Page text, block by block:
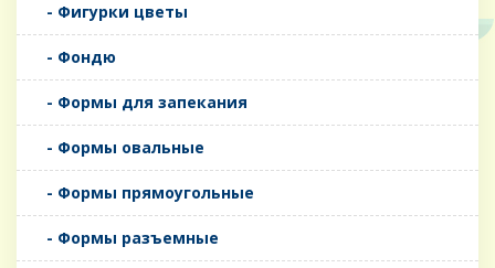
- Фигурки цветы
- Фондю
- Формы для запекания
- Формы овальные
- Формы прямоугольные
- Формы разъемные